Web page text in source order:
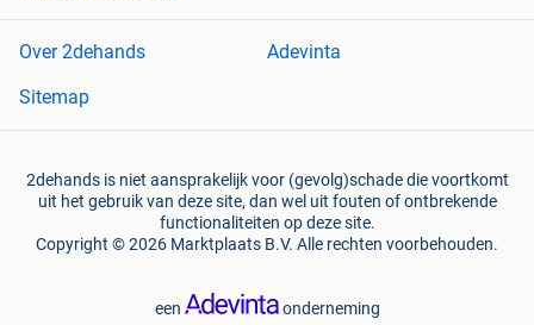
Over 2dehands
Adevinta
Sitemap
2dehands is niet aansprakelijk voor (gevolg)schade die voortkomt
uit het gebruik van deze site, dan wel uit fouten of ontbrekende
functionaliteiten op deze site.
Copyright © 2026 Marktplaats B.V. Alle rechten voorbehouden.
een onderneming